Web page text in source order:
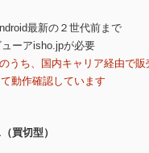
最新の２世代前まで
ーアisho.jpが必要
うち、国内キャリア経由で販
動作確認しています
買切型）